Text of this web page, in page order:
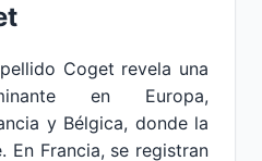
Coget revela una
en Europa,
y Bélgica, donde la
En Francia, se registran